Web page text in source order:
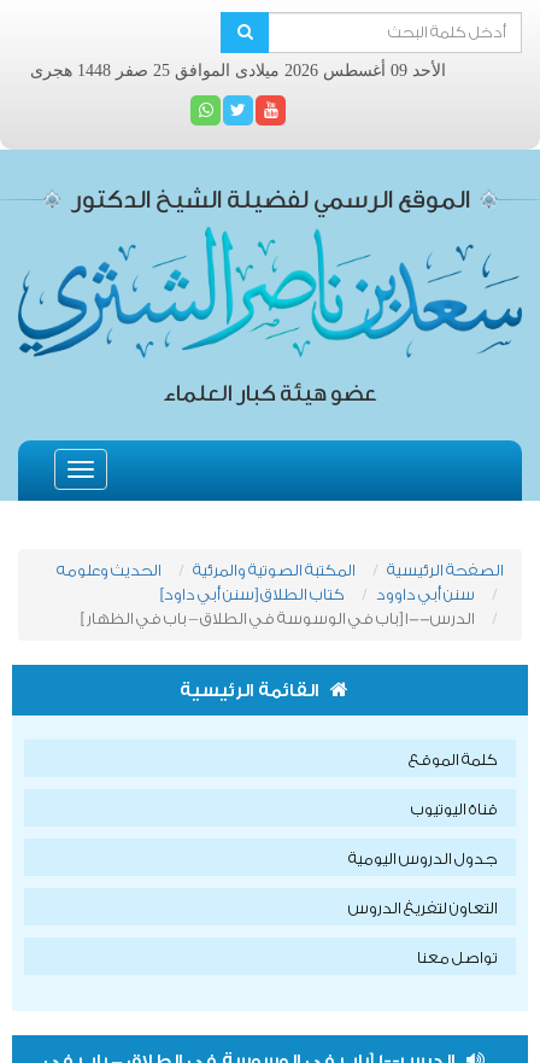
الأحد 09 أغسطس 2026 ميلادى الموافق 25 صفر 1448 هجرى
الموقع الرسمي لفضيلة الشيخ الدكتور
عضو هيئة كبار العلماء
Toggle
navigation
الصفحة الرئيسية المكتبة الصوتية والمرئية
الحديث وعلومه
سنن أبي داوود
كتاب الطلاق [سنن أبي داود]
الدرس--1 [باب في الوسوسة في الطلاق – باب في الظهار ]
القائمة الرئيسية
كلمة الموقع
قناة اليوتيوب
جدول الدروس اليومية
التعاون لتفريغ الدروس
تواصل معنا